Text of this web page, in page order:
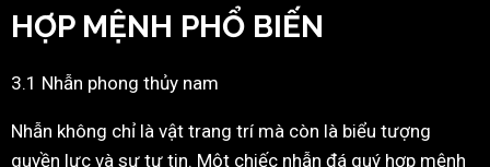
HỢP MỆNH PHỔ BIẾN
3.1 Nhẫn phong thủy nam
Nhẫn không chỉ là vật trang trí mà còn là biểu tượng
quyền lực và sự tự tin. Một chiếc nhẫn đá quý hợp mệnh